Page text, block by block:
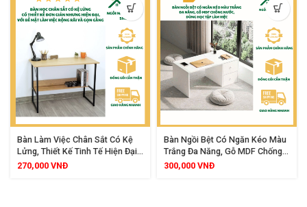
Bàn Làm Việc Chân Sắt Có Kệ
Lửng, Thiết Kế Tinh Tế Hiện Đại,
Gỗ MDF Chống Ẩm, Bề Mặt Rộng
270,000 VNĐ
Bàn Ngồi Bệt Có Ngăn Kéo Màu
Trắng Đa Năng, Gỗ MDF Chống
Nước, Dùng Học Tập Làm Việc
300,000 VNĐ